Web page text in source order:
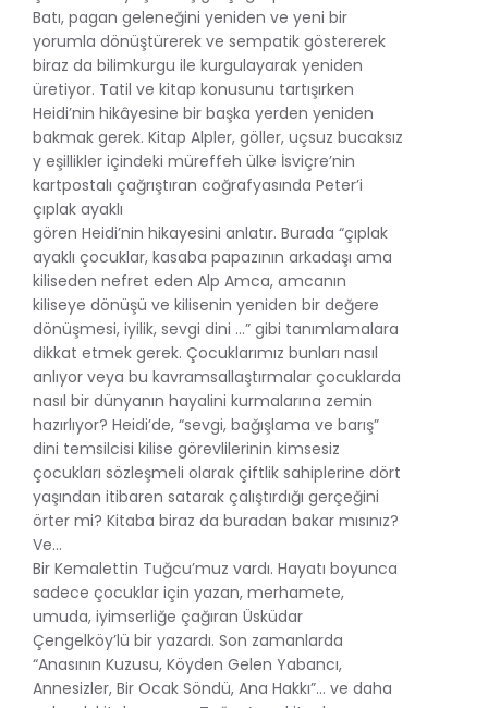
Batı, pagan geleneğini yeniden ve yeni bir
yorumla dönüştürerek ve sempatik göstererek
biraz da bilimkurgu ile kurgulayarak yeniden
üretiyor. Tatil ve kitap konusunu tartışırken
Heidi’nin hikâyesine bir başka yerden yeniden
bakmak gerek. Kitap Alpler, göller, uçsuz bucaksız
y eşillikler içindeki müreffeh ülke İsviçre’nin
kartpostalı çağrıştıran coğrafyasında Peter’i
çıplak ayaklı
gören Heidi’nin hikayesini anlatır. Burada “çıplak
ayaklı çocuklar, kasaba papazının arkadaşı ama
kiliseden nefret eden Alp Amca, amcanın
kiliseye dönüşü ve kilisenin yeniden bir değere
dönüşmesi, iyilik, sevgi dini …” gibi tanımlamalara
dikkat etmek gerek. Çocuklarımız bunları nasıl
anlıyor veya bu kavramsallaştırmalar çocuklarda
nasıl bir dünyanın hayalini kurmalarına zemin
hazırlıyor? Heidi’de, “sevgi, bağışlama ve barış”
dini temsilcisi kilise görevlilerinin kimsesiz
çocukları sözleşmeli olarak çiftlik sahiplerine dört
yaşından itibaren satarak çalıştırdığı gerçeğini
örter mi? Kitaba biraz da buradan bakar mısınız?
Ve…
Bir Kemalettin Tuğcu’muz vardı. Hayatı boyunca
sadece çocuklar için yazan, merhamete,
umuda, iyimserliğe çağıran Üsküdar
Çengelköy’lü bir yazardı. Son zamanlarda
“Anasının Kuzusu, Köyden Gelen Yabancı,
Annesizler, Bir Ocak Söndü, Ana Hakkı”... ve daha